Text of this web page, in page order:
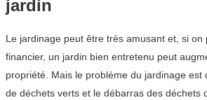
jardin
Le jardinage peut être très amusant et, si on
financier, un jardin bien entretenu peut
propriété. Mais le problème du jardinage est
de déchets verts et le débarras des déchets